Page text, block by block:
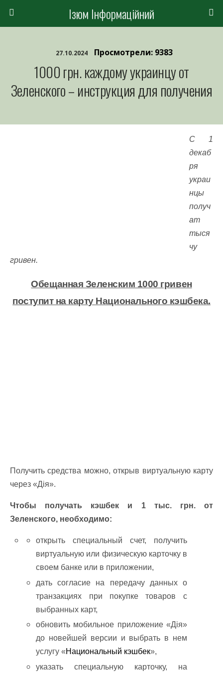
Ізюм Інформаційний
27.10.2024 Просмотрели: 9383
1000 грн. каждому украинцу от
Зеленского – инструкция для получения
С 1
декаб
ря
украи
нцы
получ
ат
тыся
чу
гривен.
Обещанная Зеленским 1000 гривен
поступит на карту Национального кэшбека.
Получить средства можно, открыв виртуальную карту
через «Дія».
Чтобы получать кэшбек и 1 тыс. грн. от
Зеленского, необходимо:
открыть специальный счет, получить
виртуальную или физическую карточку в
своем банке или в приложении,
дать согласие на передачу данных о
транзакциях при покупке товаров с
выбранных карт,
обновить мобильное приложение «Дія»
до новейшей версии и выбрать в нем
услугу «Национальный кэшбек»,
указать специальную карточку, на